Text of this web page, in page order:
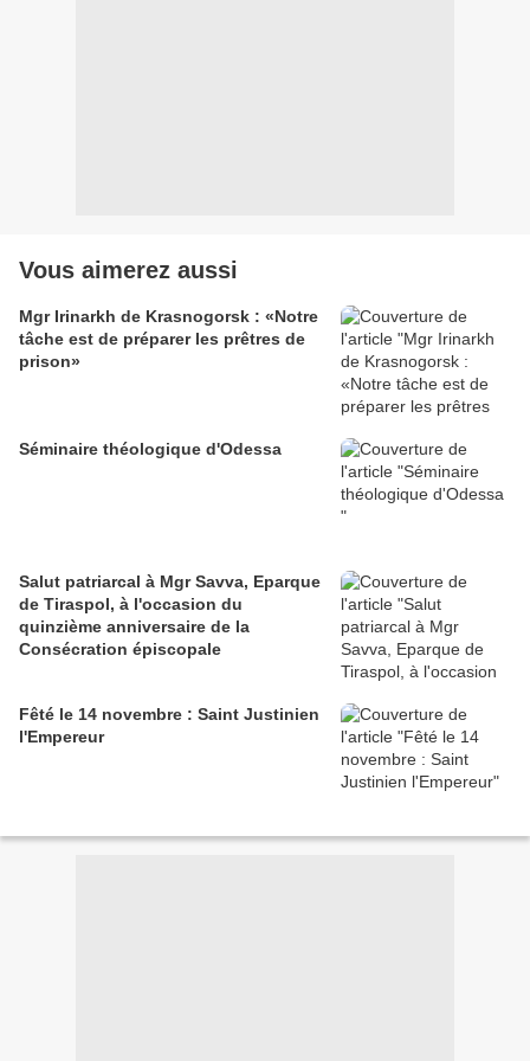
Vous aimerez aussi
Mgr Irinarkh de Krasnogorsk : «Notre
tâche est de préparer les prêtres de
prison»
Séminaire théologique d'Odessa
Salut patriarcal à Mgr Savva, Eparque
de Tiraspol, à l'occasion du
quinzième anniversaire de la
Consécration épiscopale
Fêté le 14 novembre : Saint Justinien
l'Empereur